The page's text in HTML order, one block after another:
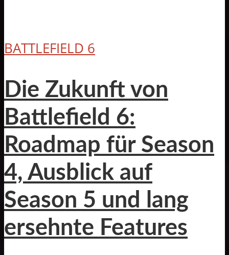
BATTLEFIELD 6
Die Zukunft von
Battlefield 6:
Roadmap für Season
4, Ausblick auf
Season 5 und lang
ersehnte Features